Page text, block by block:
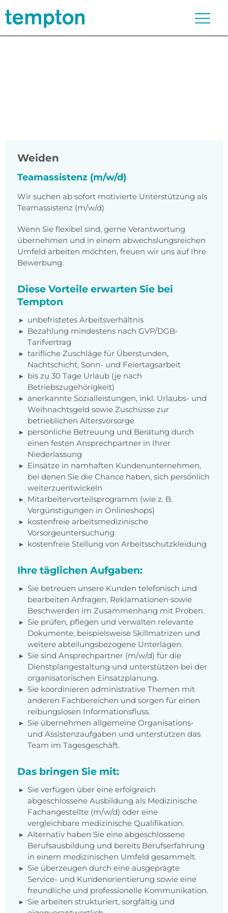
Weiden
Teamassistenz (m/w/d)
Wir suchen ab sofort motivierte Unterstützung als
Teamassistenz (m/w/d)
Wenn Sie flexibel sind, gerne Verantwortung
übernehmen und in einem abwechslungsreichen
Umfeld arbeiten möchten, freuen wir uns auf Ihre
Bewerbung.
Diese Vorteile erwarten Sie bei
Tempton
unbefristetes Arbeitsverhältnis
Bezahlung mindestens nach GVP/DGB-
Tarifvertrag
tarifliche Zuschläge für Überstunden,
Nachtschicht, Sonn- und Feiertagsarbeit
bis zu 30 Tage Urlaub (je nach
Betriebszugehörigkeit)
anerkannte Sozialleistungen, inkl. Urlaubs- und
Weihnachtsgeld sowie Zuschüsse zur
betrieblichen Altersvorsorge
persönliche Betreuung und Beratung durch
einen festen Ansprechpartner in Ihrer
Niederlassung
Einsätze in namhaften Kundenunternehmen,
bei denen Sie die Chance haben, sich persönlich
weiterzuentwickeln
Mitarbeitervorteilsprogramm (wie z. B.
Vergünstigungen in Onlineshops)
kostenfreie arbeitsmedizinische
Vorsorgeuntersuchung
kostenfreie Stellung von Arbeitsschutzkleidung
Ihre täglichen Aufgaben:
Sie betreuen unsere Kunden telefonisch und
bearbeiten Anfragen, Reklamationen sowie
Beschwerden im Zusammenhang mit Proben.
Sie prüfen, pflegen und verwalten relevante
Dokumente, beispielsweise Skillmatrizen und
weitere abteilungsbezogene Unterlagen.
Sie sind Ansprechpartner (m/w/d) für die
Dienstplangestaltung und unterstützen bei der
organisatorischen Einsatzplanung.
Sie koordinieren administrative Themen mit
anderen Fachbereichen und sorgen für einen
reibungslosen Informationsfluss.
Sie übernehmen allgemeine Organisations-
und Assistenzaufgaben und unterstützen das
Team im Tagesgeschäft.
Das bringen Sie mit:
Sie verfügen über eine erfolgreich
abgeschlossene Ausbildung als Medizinische
Fachangestellte (m/w/d) oder eine
vergleichbare medizinische Qualifikation.
Alternativ haben Sie eine abgeschlossene
Berufsausbildung und bereits Berufserfahrung
in einem medizinischen Umfeld gesammelt.
Sie überzeugen durch eine ausgeprägte
Service- und Kundenorientierung sowie eine
freundliche und professionelle Kommunikation.
Sie arbeiten strukturiert, sorgfältig und